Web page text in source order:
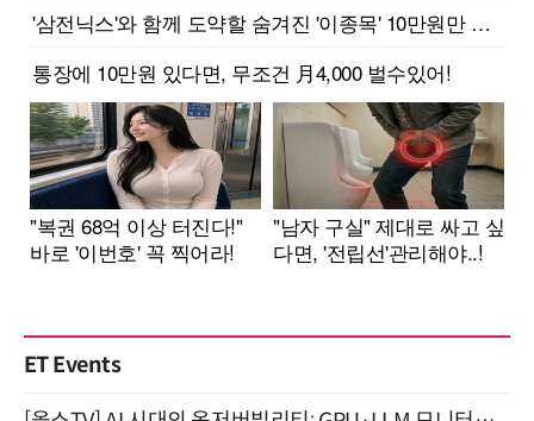
ET Events